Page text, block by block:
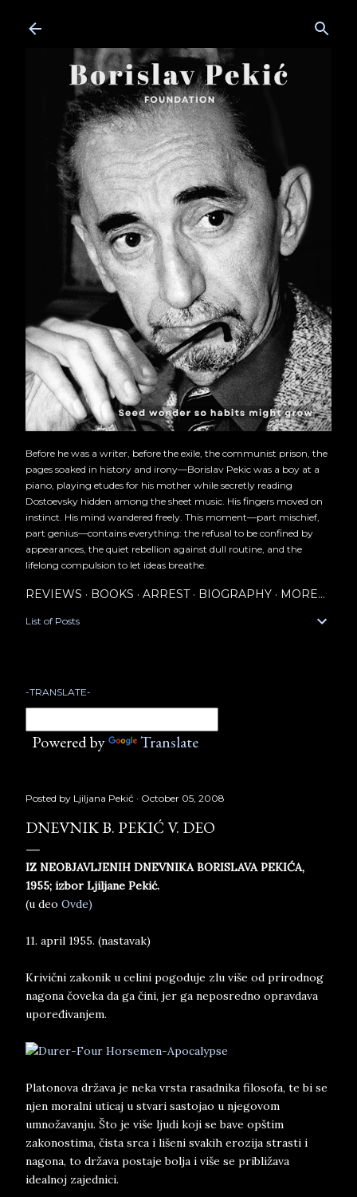
Before he was a writer, before the exile, the communist prison, the
pages soaked in history and irony—Borislav Pekic was a boy at a
piano, playing etudes for his mother while secretly reading
Dostoevsky hidden among the sheet music. His fingers moved on
instinct. His mind wandered freely. This moment—part mischief,
part genius—contains everything: the refusal to be confined by
appearances, the quiet rebellion against dull routine, and the
lifelong compulsion to let ideas breathe.
REVIEWS BOOKS ARREST BIOGRAPHY MORE…
List of Posts
-TRANSLATE-
Powered by Translate
Posted by Ljiljana Pekić October 05, 2008
DNEVNIK B. PEKIĆ V. DEO
IZ NEOBJAVLJENIH DNEVNIKA BORISLAVA PEKIĆA,
1955; izbor Ljiljane Pekić.
(u deo Ovde)
11. april 1955. (nastavak)
Krivični zakonik u celini pogoduje zlu više od prirodnog
nagona čoveka da ga čini, jer ga neposredno opravdava
upoređivanjem.
Platonova država je neka vrsta rasadnika filosofa, te bi se
njen moralni uticaj u stvari sastojao u njegovom
umnožavanju. Što je više ljudi koji se bave opštim
zakonostima, čista srca i lišeni svakih erozija strasti i
nagona, to država postaje bolja i više se približava
idealnoj zajednici.